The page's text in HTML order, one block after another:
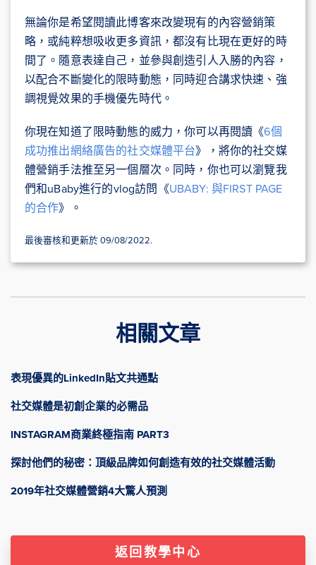
無論你是希望閱讀此博客來改變現有的內容營銷策
略，或純粹想吸收更多資訊，都沒有比現在更好的時
間了。隨意表達自己，並參與創造引人入勝的內容，
以配合不斷變化的限時動態，同時迎合講求快速、強
調視覺效果的手機優先時代。
你現在知道了限時動態的威力，你可以再閱讀《6個
成功推出網絡廣告的社交媒體平台》，將你的社交媒
體營銷手法推至另一個層次。同時，你也可以瀏覽我
們和uBaby進行的vlog訪問《UBABY: 與FIRST PAGE
的合作》。
最後審核和更新於 09/08/2022.
相關文章
表現優異的LinkedIn貼文共通點
社交媒體是初創企業的必需品
INSTAGRAM商業終極指南 PART3
探討他們的秘密：頂級品牌如何創造有效的社交媒體活動
2019年社交媒體營銷4大驚人預測
返回教學中心